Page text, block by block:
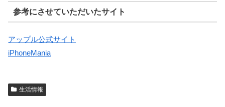
参考にさせていただいたサイト
アップル公式サイト
iPhoneMania
生活情報